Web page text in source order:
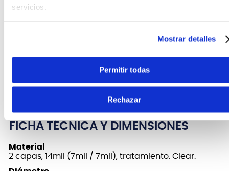
servicios.
Mostrar detalles
Permitir todas
Rechazar
El revestimiento translúcido exclusivo brinda
EVANS Level 360 garantiza un contacto
Todos los parches EVANS están diseñados y
fabricados en los EE. UU.
FICHA TÉCNICA Y DIMENSIONES
Material
2 capas, 14mil (7mil / 7mil), tratamiento: Clear.